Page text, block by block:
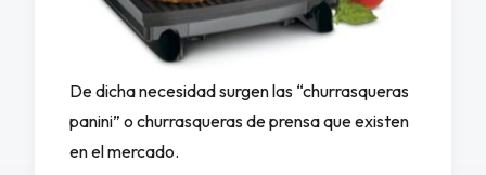
De dicha necesidad surgen las “churrasqueras
panini” o churrasqueras de prensa que existen
en el mercado.